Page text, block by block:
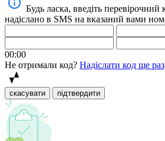
Будь ласка, введіть перевірочний
надіслано в SMS на вказаний вами
00:00
Не отримали код? Надіслати код ще раз
скасувати підтвердити